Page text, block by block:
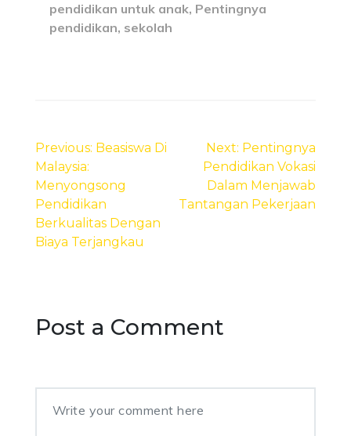
pendidikan untuk anak, Pentingnya
pendidikan, sekolah
navigation
Previous: Beasiswa Di
Malaysia:
Menyongsong
Pendidikan
Berkualitas Dengan
Biaya Terjangkau
Next: Pentingnya
Pendidikan Vokasi
Dalam Menjawab
Tantangan Pekerjaan
Post a Comment